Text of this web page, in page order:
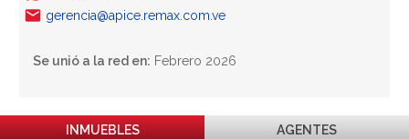
gerencia@apice.remax.com.ve
Se unió a la red en: Febrero 2026
INMUEBLES AGENTES